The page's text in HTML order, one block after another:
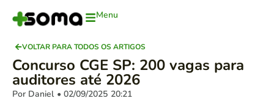
Menu
VOLTAR PARA TODOS OS ARTIGOS
Concurso CGE SP: 200 vagas para
auditores até 2026
Por Daniel • 02/09/2025 20:21